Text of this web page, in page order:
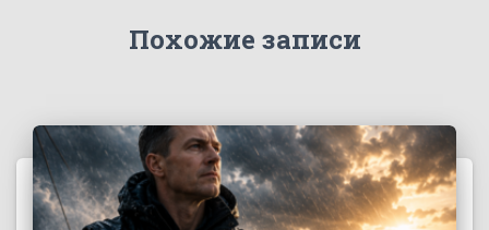
Похожие записи